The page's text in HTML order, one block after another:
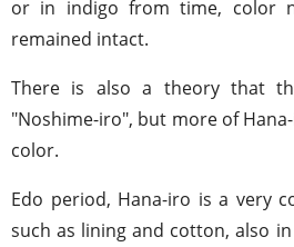
or in indigo from time, color
remained intact.
There is also a theory that
"Noshime-iro", but more of
color.
Edo period, Hana-iro is a very
such as lining and cotton, also